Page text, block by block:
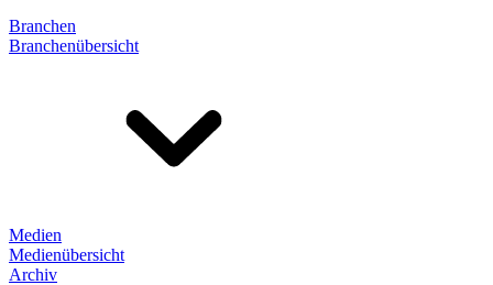
Branchen
Branchenübersicht
Medien
Medienübersicht
Archiv